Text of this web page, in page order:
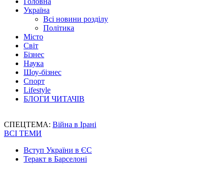
Україна
Всі новини розділу
Політика
Місто
Світ
Бізнес
Наука
Шоу-бізнес
Спорт
Lifestyle
БЛОГИ ЧИТАЧІВ
СПЕЦТЕМА: Війна в Ірані
ВСІ ТЕМИ
Вступ України в ЄС
Теракт в Барселоні